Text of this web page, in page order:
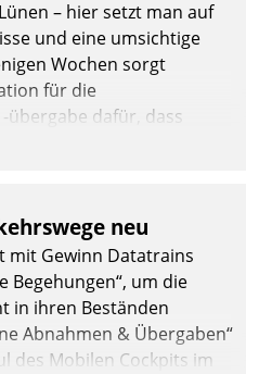
– hier setzt man auf
und eine umsichtige
Wochen sorgt
für die
dafür, dass
und, so es sein muss,
neu
mit Gewinn Datatrains
Begehungen“, um die
in ihren Beständen
Abnahmen & Übergaben“
des Mobilen Cockpits im